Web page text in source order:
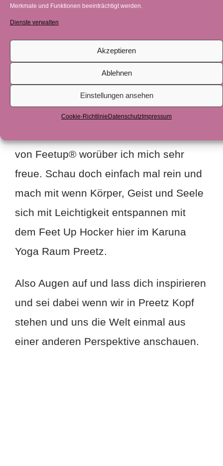
Merkmale und Funktionen beeinträchtigt werden.
Dienste verwalten
Akzeptieren
Ablehnen
Einstellungen ansehen
Cookie-RichtlinieDatenschutzImpressum
wichtig und außerdem ist er leichter, als
ich dachte. Das Design ist schlicht, und
als nur Kopfstand.
Der Karuna Yoga Raum Preetz ist seit
Anfang März mit seinen 12 Feet Up
von Feetup® worüber ich mich sehr
freue. Schau doch einfach mal rein und
mach mit wenn Körper, Geist und Seele
sich mit Leichtigkeit entspannen mit
dem Feet Up Hocker hier im Karuna
Yoga Raum Preetz.
Also Augen auf und lass dich inspirieren
und sei dabei wenn wir in Preetz Kopf
stehen und uns die Welt einmal aus
einer anderen Perspektive anschauen.